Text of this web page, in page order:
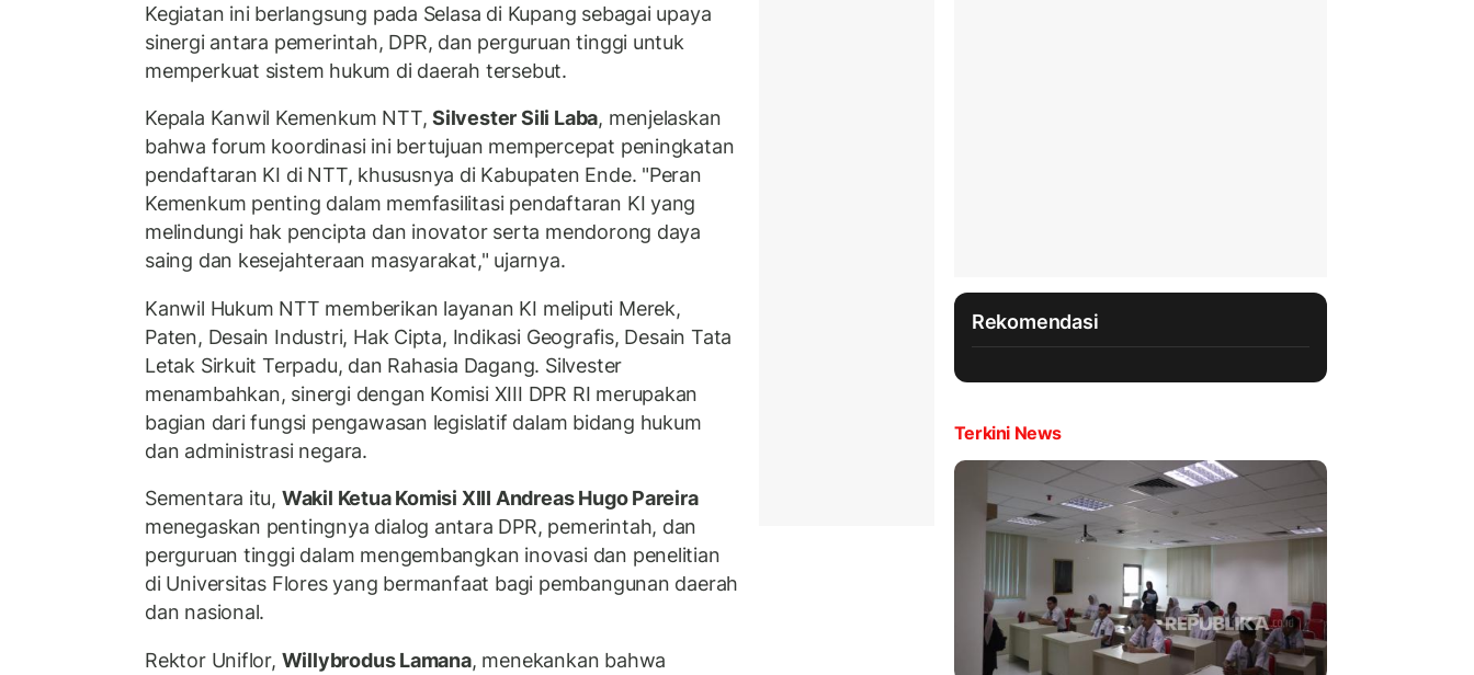
Kegiatan ini berlangsung pada Selasa di Kupang sebagai upaya
sinergi antara pemerintah, DPR, dan perguruan tinggi untuk
memperkuat sistem hukum di daerah tersebut.
Kepala Kanwil Kemenkum NTT,Silvester Sili Laba, menjelaskan
bahwa forum koordinasi ini bertujuan mempercepat peningkatan
pendaftaran KI di NTT, khususnya di Kabupaten Ende. "Peran
Kemenkum penting dalam memfasilitasi pendaftaran KI yang
melindungi hak pencipta dan inovator serta mendorong daya
saing dan kesejahteraan masyarakat," ujarnya.
Kanwil Hukum NTT memberikan layanan KI meliputi Merek,
Paten, Desain Industri, Hak Cipta, Indikasi Geografis, Desain Tata
Letak Sirkuit Terpadu, dan Rahasia Dagang. Silvester
menambahkan, sinergi dengan Komisi XIII DPR RI merupakan
bagian dari fungsi pengawasan legislatif dalam bidang hukum
dan administrasi negara.
Sementara itu, Wakil Ketua Komisi XIII Andreas Hugo Pareira
menegaskan pentingnya dialog antara DPR, pemerintah, dan
perguruan tinggi dalam mengembangkan inovasi dan penelitian
di Universitas Flores yang bermanfaat bagi pembangunan daerah
dan nasional.
Rektor Uniflor, Willybrodus Lamana, menekankan bahwa
Rekomendasi
Terkini News